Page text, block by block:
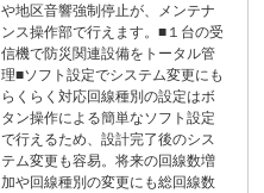
や地区音響強制停止が、メンテナ
ンス操作部で行えます。■１台の受
信機で防災関連設備をトータル管
理■ソフト設定でシステム変更にも
らくらく対応回線種別の設定はボ
タン操作による簡単なソフト設定
で行えるため、設計完了後のシス
テム変更も容易。将来の回線数増
加や回線種別の変更にも総回線数